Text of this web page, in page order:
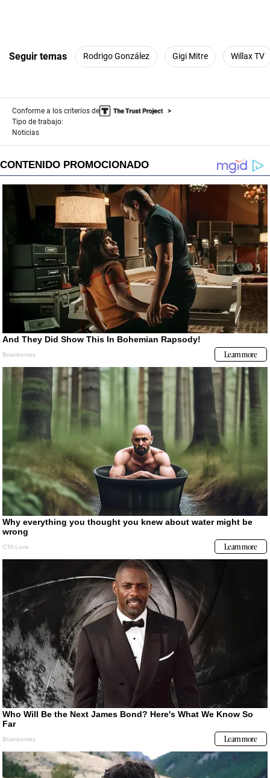
Seguir temas Rodrigo González Gigi Mitre Willax TV
Conforme a los criterios de
Tipo de trabajo:
Noticias